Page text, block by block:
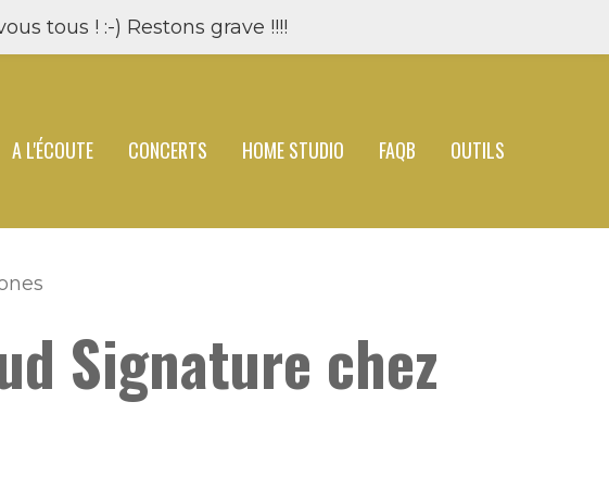
tous ! :-) Restons grave !!!!
A L'ÉCOUTE CONCERTS HOME STUDIO FAQB
OUTILS
Signature chez